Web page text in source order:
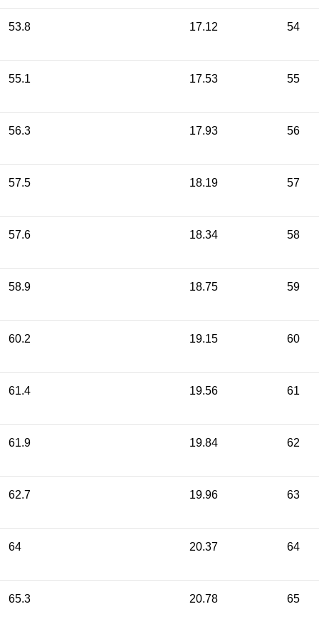
53.8 17.12 54
55.1 17.53 55
56.3 17.93 56
57.5 18.19 57
57.6 18.34 58
58.9 18.75 59
60.2 19.15 60
61.4 19.56 61
61.9 19.84 62
62.7 19.96 63
64 20.37 64
65.3 20.78 65